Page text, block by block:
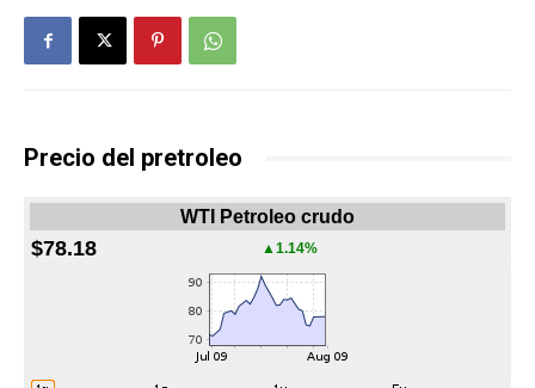
Precio del pretroleo
WTI Petroleo crudo
$78.18 ▲1.14%